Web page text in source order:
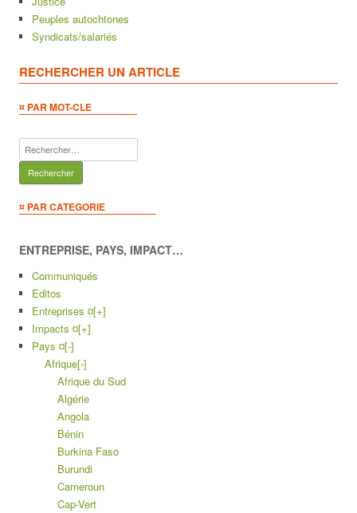
Peuples autochtones
Syndicats/salariés
RECHERCHER UN ARTICLE
¤ PAR MOT-CLE
Rechercher :
¤ PAR CATEGORIE
ENTREPRISE, PAYS, IMPACT…
Communiqués
Editos
Entreprises ¤[+]
Impacts ¤[+]
Pays ¤[-]
Afrique[-]
Afrique du Sud
Algérie
Angola
Bénin
Burkina Faso
Burundi
Cameroun
Cap-Vert